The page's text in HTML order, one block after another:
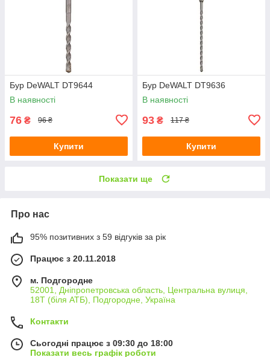
Бур DeWALT DT9644
В наявності
76 ₴ 96 ₴
Купити
Бур DeWALT DT9636
В наявності
93 ₴ 117 ₴
Купити
Показати ще
Про нас
95% позитивних з 59 відгуків за рік
Працює з 20.11.2018
м. Подгородне
52001, Дніпропетровська область, Центральна вулиця,
18Т (біля АТБ), Подгородне, Україна
Контакти
Сьогодні працює з 09:30 до 18:00
Показати весь графік роботи